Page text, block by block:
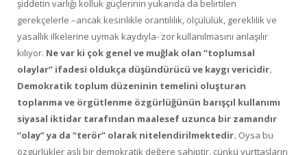
şiddetin varlığı kolluk güçlerinin yukarıda da belirtilen
gerekçelerle –ancak kesinlikle orantılılık, ölçülülük, gereklilik ve
yasallık ilkelerine uymak kaydıyla- zor kullanılmasını anlaşılır
kılıyor. Ne var ki çok genel ve muğlak olan “toplumsal
olaylar” ifadesi oldukça düşündürücü ve kaygı vericidir.
Demokratik toplum düzeninin temelini oluşturan
toplanma ve örgütlenme özgürlüğünün barışçıl kullanımı
siyasal iktidar tarafından maalesef uzunca bir zamandır
“olay” ya da “terör” olarak nitelendirilmektedir. Oysa bu
özgürlükler asli bir demokratik değere sahiptir, çünkü yurttaşların